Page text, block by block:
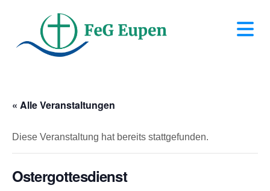
« Alle Veranstaltungen
Diese Veranstaltung hat bereits stattgefunden.
Ostergottesdienst